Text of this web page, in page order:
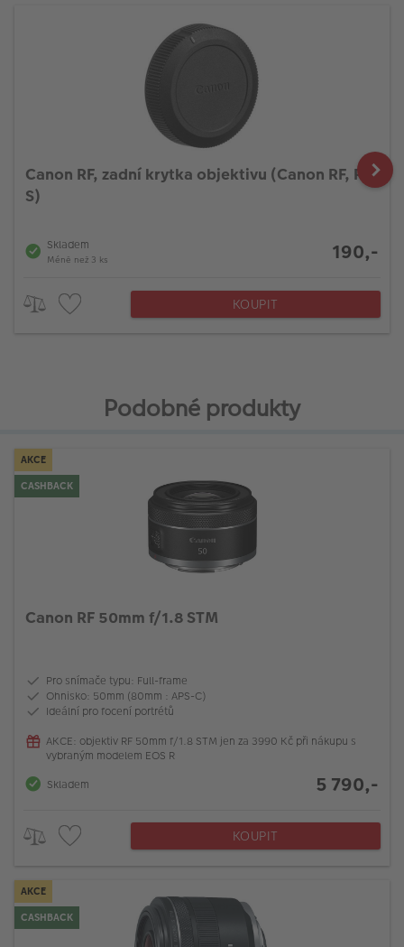
Canon RF, zadní krytka objektivu (Canon RF, RF-
S)
Skladem
Méně než 3 ks 190,-
KOUPIT
Podobné produkty
AKCE
CASHBACK
Canon RF 50mm f/1.8 STM
Pro snímače typu: Full-frame
Ohnisko: 50mm (80mm : APS-C)
Ideální pro focení portrétů
AKCE: objektiv RF 50mm f/1.8 STM jen za 3990 Kč při nákupu s
vybraným modelem EOS R
Skladem
5 790,-
KOUPIT
AKCE
CASHBACK